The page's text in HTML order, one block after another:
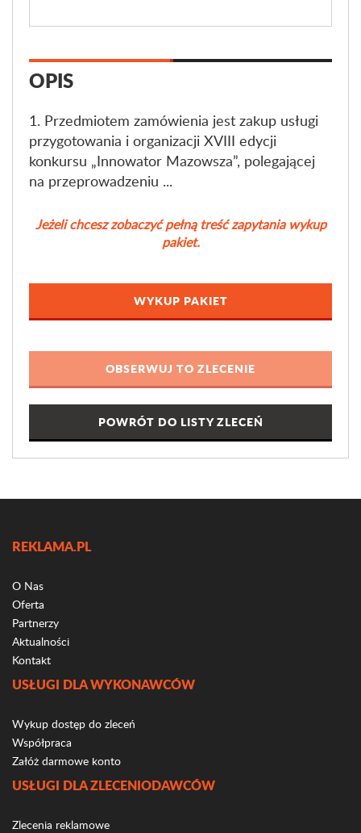
OPIS
1. Przedmiotem zamówienia jest zakup usługi
przygotowania i organizacji XVIII edycji
konkursu „Innowator Mazowsza”, polegającej
na przeprowadzeniu ...
Jeżeli chcesz zobaczyć pełną treść zapytania wykup
pakiet.
WYKUP PAKIET
POWRÓT DO LISTY ZLECEŃ
REKLAMA.PL
O Nas
Oferta
Partnerzy
Aktualności
Kontakt
USŁUGI DLA WYKONAWCÓW
Wykup dostęp do zleceń
Współpraca
Załóż darmowe konto
USŁUGI DLA ZLECENIODAWCÓW
Zlecenia reklamowe